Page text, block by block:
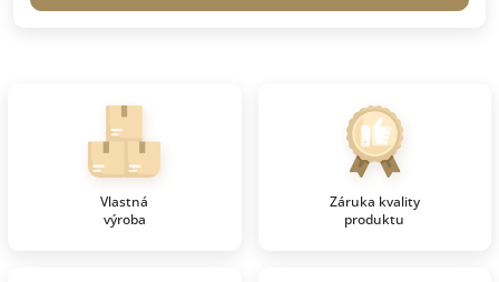
Vlastná
výroba
Záruka kvality
produktu